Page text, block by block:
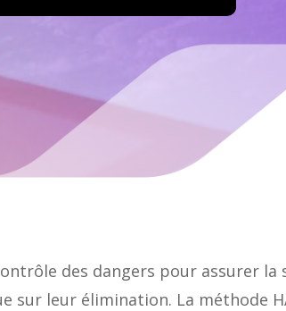
des dangers pour assurer
sur leur élimination. La méthode